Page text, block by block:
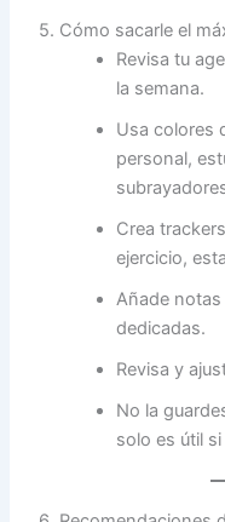
5. Cómo sacarle el
Revisa tu
la semana.
Usa colores
personal,
Crea
ejercicio,
Añade
dedicadas.
Revisa y
No la
solo es útil